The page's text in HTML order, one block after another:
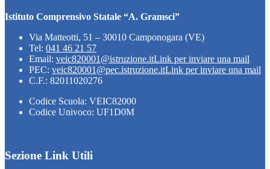
Istituto Comprensivo Statale “A. Gramsci”
Via Matteotti, 51 – 30010 Camponogara (VE)
Tel: 041 46 21 57
Email: veic820001@istruzione.itLink per inviare una mail
PEC: veic820001@pec.istruzione.itLink per inviare una mail
C.F.: 82011020276
Codice Scuola: VEIC82000
Codice Univoco: UF1D0M
Sezione Link Utili